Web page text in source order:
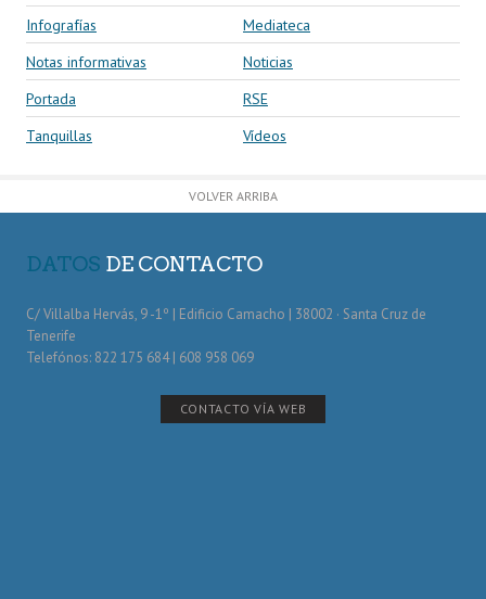
Infografías
Mediateca
Notas informativas
Noticias
Portada
RSE
Tanquillas
Vídeos
VOLVER ARRIBA
DATOS DE CONTACTO
C/ Villalba Hervás, 9 -1º | Edificio Camacho | 38002 · Santa Cruz de
Tenerife
Telefónos: 822 175 684 | 608 958 069
CONTACTO VÍA WEB